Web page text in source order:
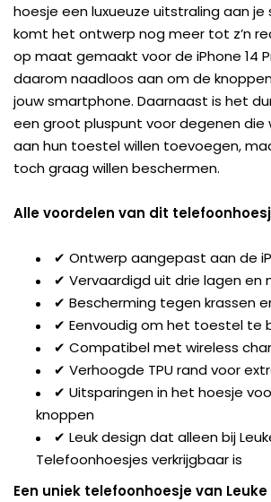
hoesje een luxueuze uitstraling aan
komt het ontwerp nog meer tot z’n
op maat gemaakt voor de iPhone 14
daarom naadloos aan om de
jouw smartphone. Daarnaast is het
een groot pluspunt voor degenen die
aan hun toestel willen toevoegen,
toch graag willen beschermen.
Alle voordelen van dit
✔ Ontwerp aangepast aan de
✔ Vervaardigd uit drie lagen en
✔ Bescherming tegen krassen
✔ Eenvoudig om het toestel te
✔ Compatibel met wireless
✔ Verhoogde TPU rand voor
✔ Uitsparingen in het hoesje
knoppen
✔ Leuk design dat alleen bij
Telefoonhoesjes verkrijgbaar is
Een uniek telefoonhoesje van Leuke